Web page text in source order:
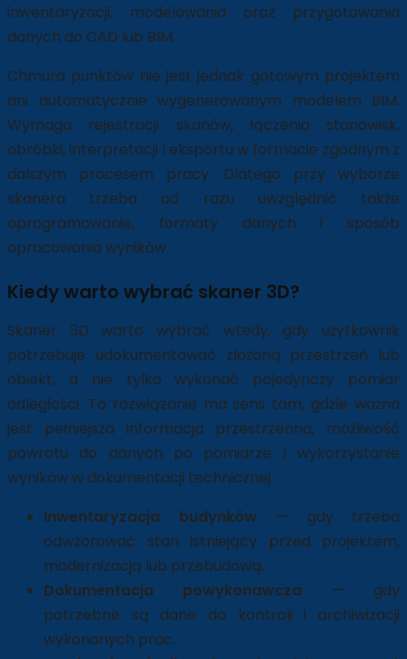
inwentaryzacji, modelowania oraz przygotowania
danych do CAD lub BIM.
Chmura punktów nie jest jednak gotowym projektem
ani automatycznie wygenerowanym modelem BIM.
Wymaga rejestracji skanów, łączenia stanowisk,
obróbki, interpretacji i eksportu w formacie zgodnym z
dalszym procesem pracy. Dlatego przy wyborze
skanera trzeba od razu uwzględnić także
oprogramowanie, formaty danych i sposób
opracowania wyników.
Kiedy warto wybrać skaner 3D?
Skaner 3D warto wybrać wtedy, gdy użytkownik
potrzebuje udokumentować złożoną przestrzeń lub
obiekt, a nie tylko wykonać pojedynczy pomiar
odległości. To rozwiązanie ma sens tam, gdzie ważna
jest pełniejsza informacja przestrzenna, możliwość
powrotu do danych po pomiarze i wykorzystanie
wyników w dokumentacji technicznej.
Inwentaryzacja budynków — gdy trzeba
odwzorować stan istniejący przed projektem,
modernizacją lub przebudową.
Dokumentacja powykonawcza — gdy
potrzebne są dane do kontroli i archiwizacji
wykonanych prac.